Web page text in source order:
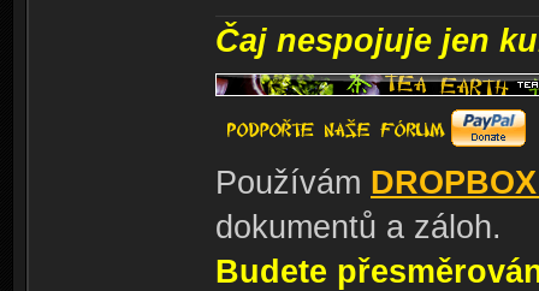
Čaj nespojuje jen
Používám
dokumentů a záloh.
Budete